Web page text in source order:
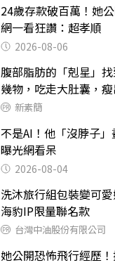
24歲存款破百萬！她
網一看狂讚：超孝順
2026-08-06
腹部脂肪的「剋星」
幾物，吃走大肚囊，
新素簡
不是AI！他「沒脖子
曝光網看呆
2026-08-04
洗沐旅行組包裝變可
海豹IP限量聯名款
台灣中油股份有限公司
她公開恐怖飛行經歷